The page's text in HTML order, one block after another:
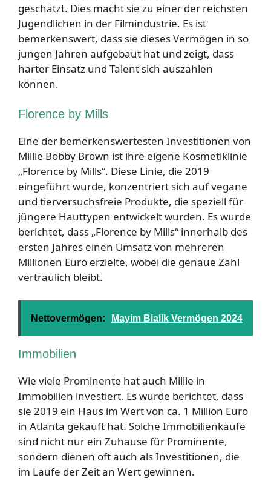
geschätzt. Dies macht sie zu einer der reichsten
Jugendlichen in der Filmindustrie. Es ist
bemerkenswert, dass sie dieses Vermögen in so
jungen Jahren aufgebaut hat und zeigt, dass
harter Einsatz und Talent sich auszahlen
können.
Florence by Mills
Eine der bemerkenswertesten Investitionen von
Millie Bobby Brown ist ihre eigene Kosmetiklinie
„Florence by Mills“. Diese Linie, die 2019
eingeführt wurde, konzentriert sich auf vegane
und tierversuchsfreie Produkte, die speziell für
jüngere Hauttypen entwickelt wurden. Es wurde
berichtet, dass „Florence by Mills“ innerhalb des
ersten Jahres einen Umsatz von mehreren
Millionen Euro erzielte, wobei die genaue Zahl
vertraulich bleibt.
Nettovermögen: Mayim Bialik Vermögen 2024
Immobilien
Wie viele Prominente hat auch Millie in
Immobilien investiert. Es wurde berichtet, dass
sie 2019 ein Haus im Wert von ca. 1 Million Euro
in Atlanta gekauft hat. Solche Immobilienkäufe
sind nicht nur ein Zuhause für Prominente,
sondern dienen oft auch als Investitionen, die
im Laufe der Zeit an Wert gewinnen.